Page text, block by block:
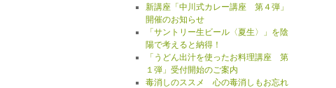
新講座「中川式カレー講座 第４弾」
開催のお知らせ
「サントリー生ビール〈夏生〉」を陰
陽で考えると納得！
「うどん出汁を使ったお料理講座 第
１弾」受付開始のご案内
毒消しのススメ 心の毒消しもお忘れ